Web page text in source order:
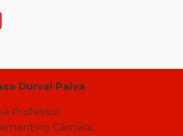
Durval Paiva
Professor
Câmara,